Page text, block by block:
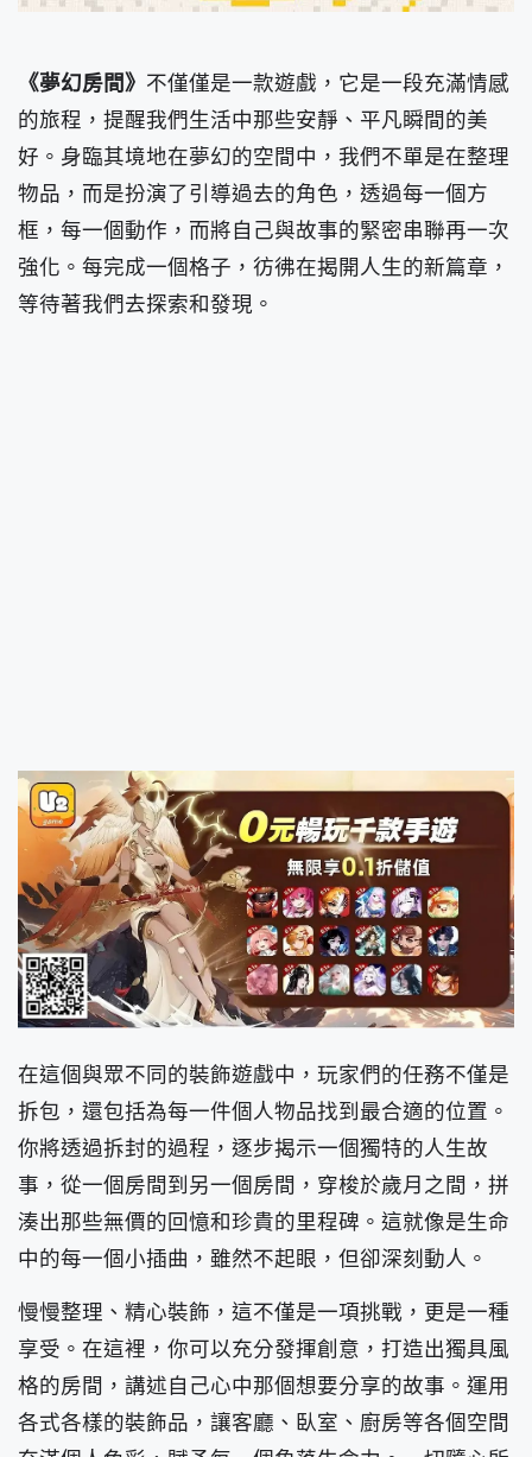
《夢幻房間》 不僅僅是一款遊戲，它是一段充滿情感
的旅程，提醒我們生活中那些安靜、平凡瞬間的美
好。身臨其境地在夢幻的空間中，我們不單是在整理
物品，而是扮演了引導過去的角色，透過每一個方
框，每一個動作，而將自己與故事的緊密串聯再一次
強化。每完成一個格子，彷彿在揭開人生的新篇章，
等待著我們去探索和發現。
在這個與眾不同的裝飾遊戲中，玩家們的任務不僅是
拆包，還包括為每一件個人物品找到最合適的位置。
你將透過拆封的過程，逐步揭示一個獨特的人生故
事，從一個房間到另一個房間，穿梭於歲月之間，拼
湊出那些無價的回憶和珍貴的里程碑。這就像是生命
中的每一個小插曲，雖然不起眼，但卻深刻動人。
慢慢整理、精心裝飾，這不僅是一項挑戰，更是一種
享受。在這裡，你可以充分發揮創意，打造出獨具風
格的房間，講述自己心中那個想要分享的故事。運用
各式各樣的裝飾品，讓客廳、臥室、廚房等各個空間